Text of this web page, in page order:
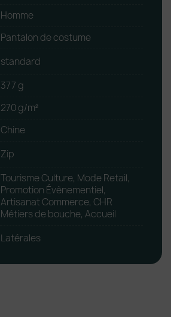
Homme
Pantalon de costume
standard
377 g
270 g/m²
Chine
Zip
Tourisme Culture, Mode Retail,
Promotion Évènementiel,
Artisanat Commerce, CHR
Métiers de bouche, Accueil
Latérales